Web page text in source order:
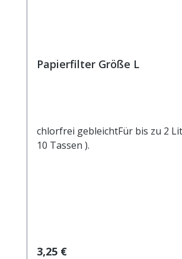
Papierfilter Größe L
chlorfrei gebleichtFür bis zu 2
10 Tassen ).
Regulärer Preis:
3,25 €